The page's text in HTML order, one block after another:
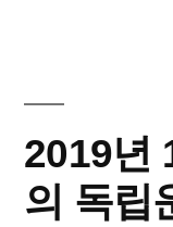
운
동
늘
의
독
2019년
의 독립